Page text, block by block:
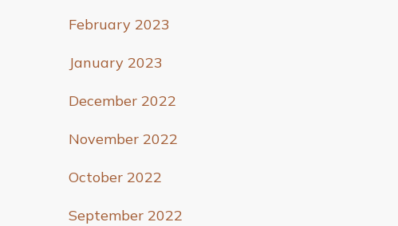
February 2023
January 2023
December 2022
November 2022
October 2022
September 2022